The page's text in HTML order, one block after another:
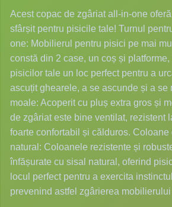
Acest copac de zgâriat all-in-one
sfârșit pentru pisicile tale! Turnul
one: Mobilierul pentru pisici pe mai
constă din 2 case, un coș și platforme,
pisicilor tale un loc perfect pentru a
ascuțit ghearele, a se ascunde și a se
moale: Acoperit cu pluș extra gros și
de zgâriat este bine ventilat, rezistent
foarte confortabil și călduros. Coloane
natural: Coloanele rezistente și
înfășurate cu sisal natural, oferind
locul perfect pentru a exercita
prevenind astfel zgârierea mobilierului